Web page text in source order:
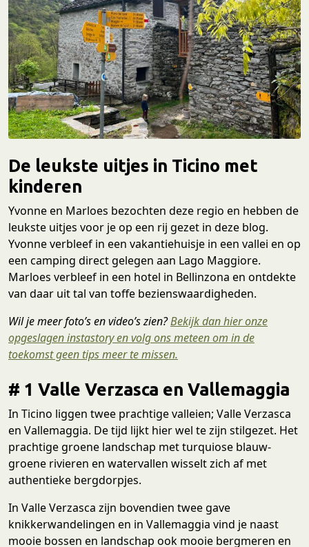
De leukste uitjes in Ticino met
kinderen
Yvonne en Marloes bezochten deze regio en hebben de
leukste uitjes voor je op een rij gezet in deze blog.
Yvonne verbleef in een vakantiehuisje in een vallei en op
een camping direct gelegen aan Lago Maggiore.
Marloes verbleef in een hotel in Bellinzona en ontdekte
van daar uit tal van toffe bezienswaardigheden.
Wil je meer foto’s en video’s zien?Bekijk dan hier onze
opgeslagen instastory en volg ons meteen om in de
toekomst geen tips meer te missen.
# 1 Valle Verzasca en Vallemaggia
In Ticino liggen twee prachtige valleien; Valle Verzasca
en Vallemaggia. De tijd lijkt hier wel te zijn stilgezet. Het
prachtige groene landschap met turquiose blauw-
groene rivieren en watervallen wisselt zich af met
authentieke bergdorpjes.
In Valle Verzasca zijn bovendien twee gave
knikkerwandelingen en in Vallemaggia vind je naast
mooie bossen en landschap ook mooie bergmeren en